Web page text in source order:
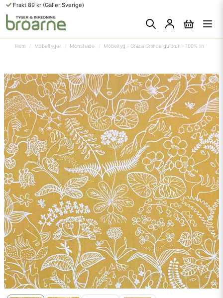
Frakt 89 kr (Gäller Sverige)
Hem Möbeltyger Mönstrade Möbeltyg - Grazia Grande gulbrun - 100% lin